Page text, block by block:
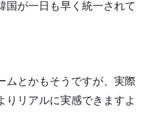
国が一日も早く統一されて
ムとかもそうですが、実際
りリアルに実感できますよ